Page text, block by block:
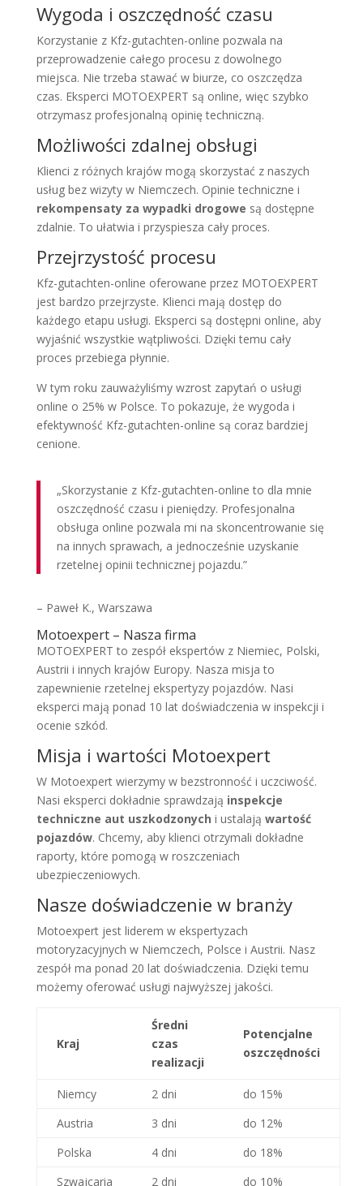
Wygoda i oszczędność czasu
Korzystanie z Kfz-gutachten-online pozwala na
przeprowadzenie całego procesu z dowolnego
miejsca. Nie trzeba stawać w biurze, co oszczędza
czas. Eksperci MOTOEXPERT są online, więc szybko
otrzymasz profesjonalną opinię techniczną.
Możliwości zdalnej obsługi
Klienci z różnych krajów mogą skorzystać z naszych
usług bez wizyty w Niemczech. Opinie techniczne i
rekompensaty za wypadki drogowe są dostępne
zdalnie. To ułatwia i przyspiesza cały proces.
Przejrzystość procesu
Kfz-gutachten-online oferowane przez MOTOEXPERT
jest bardzo przejrzyste. Klienci mają dostęp do
każdego etapu usługi. Eksperci są dostępni online, aby
wyjaśnić wszystkie wątpliwości. Dzięki temu cały
proces przebiega płynnie.
W tym roku zauważyliśmy wzrost zapytań o usługi
online o 25% w Polsce. To pokazuje, że wygoda i
efektywność Kfz-gutachten-online są coraz bardziej
cenione.
„Skorzystanie z Kfz-gutachten-online to dla mnie
oszczędność czasu i pieniędzy. Profesjonalna
obsługa online pozwala mi na skoncentrowanie się
na innych sprawach, a jednocześnie uzyskanie
rzetelnej opinii technicznej pojazdu.”
– Paweł K., Warszawa
Motoexpert – Nasza firma
MOTOEXPERT to zespół ekspertów z Niemiec, Polski,
Austrii i innych krajów Europy. Nasza misja to
zapewnienie rzetelnej ekspertyzy pojazdów. Nasi
eksperci mają ponad 10 lat doświadczenia w inspekcji i
ocenie szkód.
Misja i wartości Motoexpert
W Motoexpert wierzymy w bezstronność i uczciwość.
Nasi eksperci dokładnie sprawdzają inspekcje
techniczne aut uszkodzonych i ustalają wartość
pojazdów. Chcemy, aby klienci otrzymali dokładne
raporty, które pomogą w roszczeniach
ubezpieczeniowych.
Nasze doświadczenie w branży
Motoexpert jest liderem w ekspertyzach
motoryzacyjnych w Niemczech, Polsce i Austrii. Nasz
zespół ma ponad 20 lat doświadczenia. Dzięki temu
możemy oferować usługi najwyższej jakości.
Kraj
Średni
czas
realizacji
Potencjalne
oszczędności
Niemcy 2 dni
do 15%
Austria
3 dni
do 12%
Polska
4 dni
do 18%
Szwajcaria
2 dni do 10%